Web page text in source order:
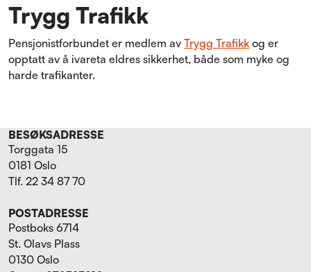
Trygg Trafikk
Pensjonistforbundet er medlem av Trygg Trafikk og er
opptatt av å ivareta eldres sikkerhet, både som myke og
harde trafikanter.
BESØKSADRESSE
Torggata 15
0181 Oslo
Tlf. 22 34 87 70
POSTADRESSE
Postboks 6714
St. Olavs Plass
0130 Oslo